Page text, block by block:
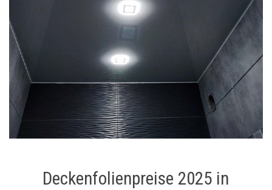
Deckenfolienpreise 2025 in